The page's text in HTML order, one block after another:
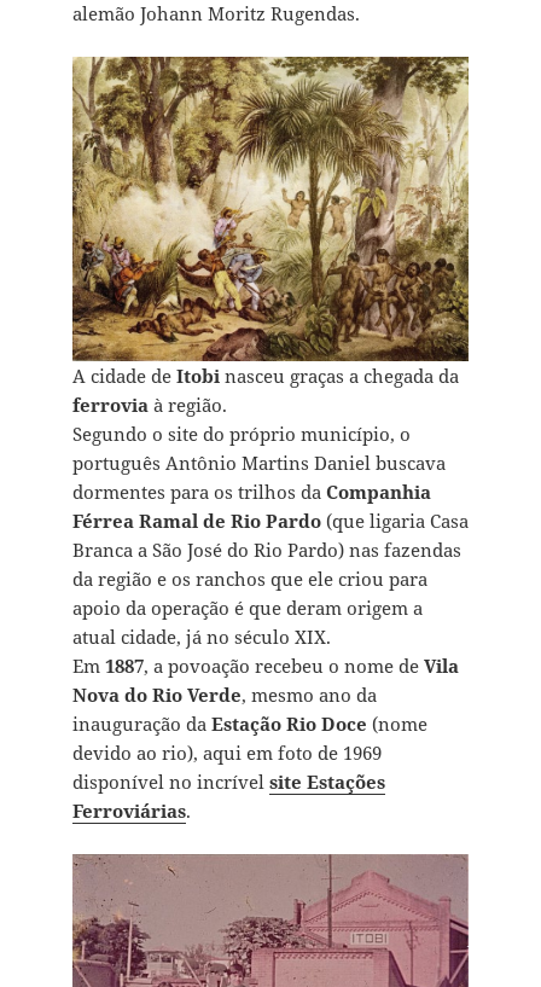
alemão Johann Moritz Rugendas.
A cidade de Itobinasceu graças a chegada da
ferroviaà região.
Segundo o site do próprio município, o
português Antônio Martins Daniel buscava
dormentes para os trilhos da Companhia
Férrea Ramal de Rio Pardo(que ligaria Casa
Branca a São José do Rio Pardo) nas fazendas
da região e os ranchos que ele criou para
apoio da operação é que deram origem a
atual cidade, já no século XIX.
Em 1887, a povoação recebeu o nome de Vila
Nova do Rio Verde, mesmo ano da
inauguração da Estação Rio Doce (nome
devido ao rio), aqui em foto de 1969
disponível no incrível site Estações
Ferroviárias.